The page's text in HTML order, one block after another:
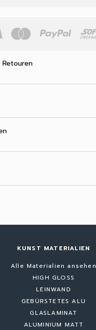
KUNST MATERIALIEN
Alle Materialien ansehen
HIGH GLOSS
LEINWAND
GEBÜRSTETES ALU
GLASLAMINAT
ALUMINIUM MATT